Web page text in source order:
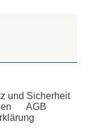
und Sicherheit
AGB